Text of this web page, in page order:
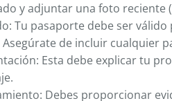
y adjuntar una foto reciente
Tu pasaporte debe ser
Asegúrate de incluir cualquier
Esta debe explicar tu
Debes proporcionar